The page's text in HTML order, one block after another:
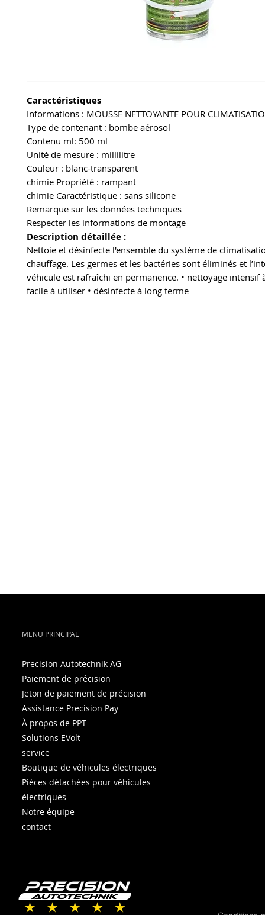
Caractéristiques
Informations : MOUSSE NETTOYANTE POUR
Type de contenant : bombe aérosol
Contenu ml: 500 ml
Unité de mesure : millilitre
Couleur : blanc-transparent
chimie Propriété : rampant
chimie Caractéristique : sans silicone
Remarque sur les données techniques
Respecter les informations de montage
Description détaillée :
Nettoie et désinfecte l'ensemble du système de
chauffage. Les germes et les bactéries sont éliminés et
véhicule est rafraîchi en permanence. • nettoyage intensif
facile à utiliser • désinfecte à long terme
MENU PRINCIPAL
Precision Autotechnik AG
Paiement de précision
Jeton de paiement de précision
Assistance Precision Pay
À propos de PPT
Solutions EVolt
service
Boutique de véhicules électriques
Pièces détachées pour véhicules
électriques
Notre équipe
contact